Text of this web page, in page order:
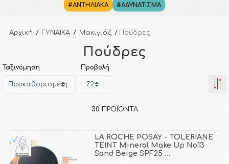
#ΑΝΤΗΛΙΑΚΑ #ΑΔΥΝΑΤΙΣΜΑ
Αρχική / ΓΥΝΑΙΚΑ / Μακιγιάζ / Πούδρες
Πούδρες
Ταξινόμηση Προβολή
30 ΠΡΟΪΌΝΤΑ
LA ROCHE POSAY - TOLERIANE
TEINT Mineral Make Up No13
Sand Beige SPF25 …